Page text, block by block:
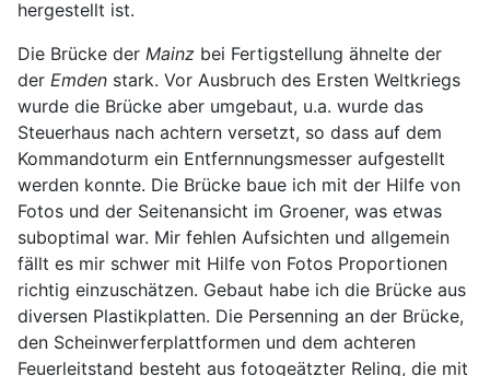
hergestellt ist.
Die Brücke der Mainz bei Fertigstellung ähnelte der
der Emden stark. Vor Ausbruch des Ersten Weltkriegs
wurde die Brücke aber umgebaut, u.a. wurde das
Steuerhaus nach achtern versetzt, so dass auf dem
Kommandoturm ein Entfernnungsmesser aufgestellt
werden konnte. Die Brücke baue ich mit der Hilfe von
Fotos und der Seitenansicht im Groener, was etwas
suboptimal war. Mir fehlen Aufsichten und allgemein
fällt es mir schwer mit Hilfe von Fotos Proportionen
richtig einzuschätzen. Gebaut habe ich die Brücke aus
diversen Plastikplatten. Die Persenning an der Brücke,
den Scheinwerferplattformen und dem achteren
Feuerleitstand besteht aus fotogeätzter Reling, die mit